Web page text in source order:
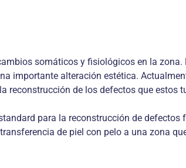
somáticos y fisiológicos en la
importante alteración estética.
de los defectos que estos
para la reconstrucción de defectos
de piel con pelo a una zona